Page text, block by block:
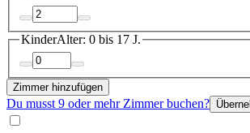
KinderAlter: 0 bis 17 J.
Zimmer hinzufügen
Du musst 9 oder mehr Zimmer buchen?